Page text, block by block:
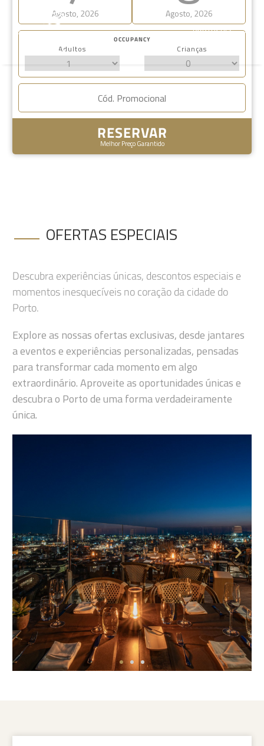
PORTUGUÊS
Agosto, 2026 Agosto, 2026
OCCUPANCY
Adultos Crianças
RESERVAR
Melhor Preço Garantido
OFERTAS ESPECIAIS
Descubra experiências únicas, descontos especiais e
momentos inesquecíveis no coração da cidade do
Porto.
Explore as nossas ofertas exclusivas, desde jantares
a eventos e experiências personalizadas, pensadas
para transformar cada momento em algo
extraordinário. Aproveite as oportunidades únicas e
descubra o Porto de uma forma verdadeiramente
única.